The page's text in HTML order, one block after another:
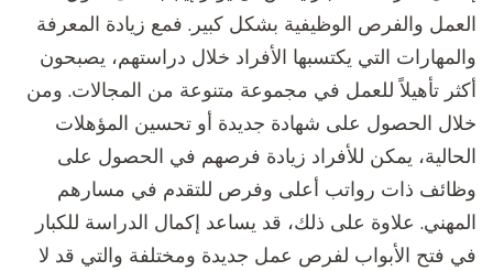
العمل والفرص الوظيفية بشكل كبير. فمع زيادة المعرفة
والمهارات التي يكتسبها الأفراد خلال دراستهم، يصبحون
أكثر تأهيلاً للعمل في مجموعة متنوعة من المجالات. ومن
خلال الحصول على شهادة جديدة أو تحسين المؤهلات
الحالية، يمكن للأفراد زيادة فرصهم في الحصول على
وظائف ذات رواتب أعلى وفرص للتقدم في مسارهم
المهني. علاوة على ذلك، قد يساعد إكمال الدراسة للكبار
في فتح الأبواب لفرص عمل جديدة ومختلفة والتي قد لا